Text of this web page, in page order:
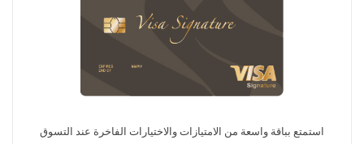
استمتع بباقة واسعة من الامتيازات والاختيارات الفاخرة عند التسوق